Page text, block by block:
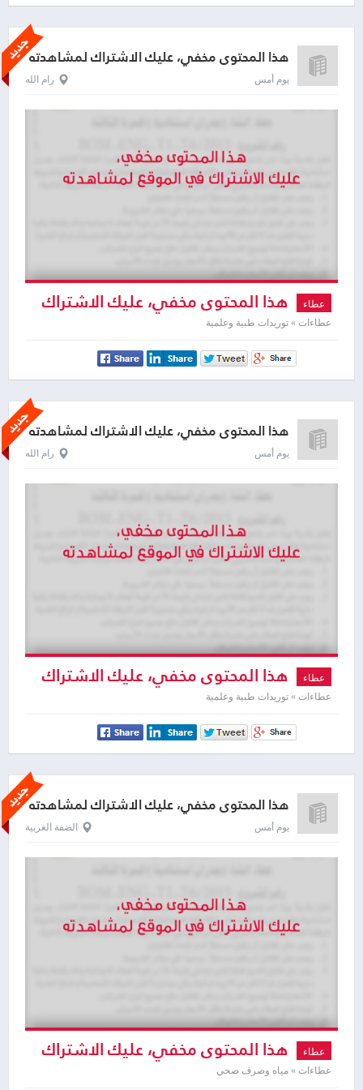
هذا المحتوى مخفي، عليك الاشتراك لمشاهدته
يوم أمس رام الله
عطاء هذا المحتوى مخفي، عليك الاشتراك
لمشاهدته
عطاءات » توريدات طبية وعلمية
هذا المحتوى مخفي، عليك الاشتراك لمشاهدته
يوم أمس رام الله
عطاء هذا المحتوى مخفي، عليك الاشتراك
لمشاهدته
عطاءات » توريدات طبية وعلمية
هذا المحتوى مخفي، عليك الاشتراك لمشاهدته
يوم أمس الضفة الغربية
عطاء هذا المحتوى مخفي، عليك الاشتراك
لمشاهدته
عطاءات » مياه وصرف صحي